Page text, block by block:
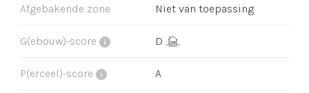
Afgebakende zone Niet van toepassing
G(ebouw)-score D
P(erceel)-score A